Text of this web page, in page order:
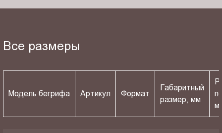
Все размеры
Модель бегрифа Артикул Формат
Габаритный
размер, мм